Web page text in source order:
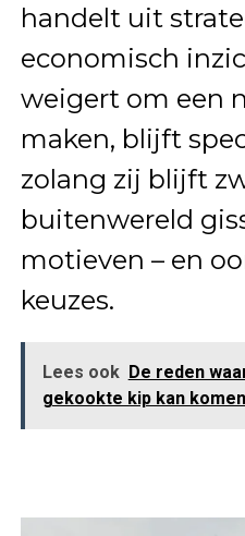
handelt uit
economisch
weigert om een
maken, blijft
zolang zij blijft
buitenwereld
motieven – en
keuzes.
Lees ook De reden
gekookte kip kan komen